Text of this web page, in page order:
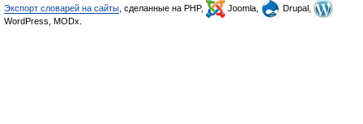
Экспорт словарей на сайты , сделанные на PHP, Joomla,
Drupal,
WordPress, MODx.